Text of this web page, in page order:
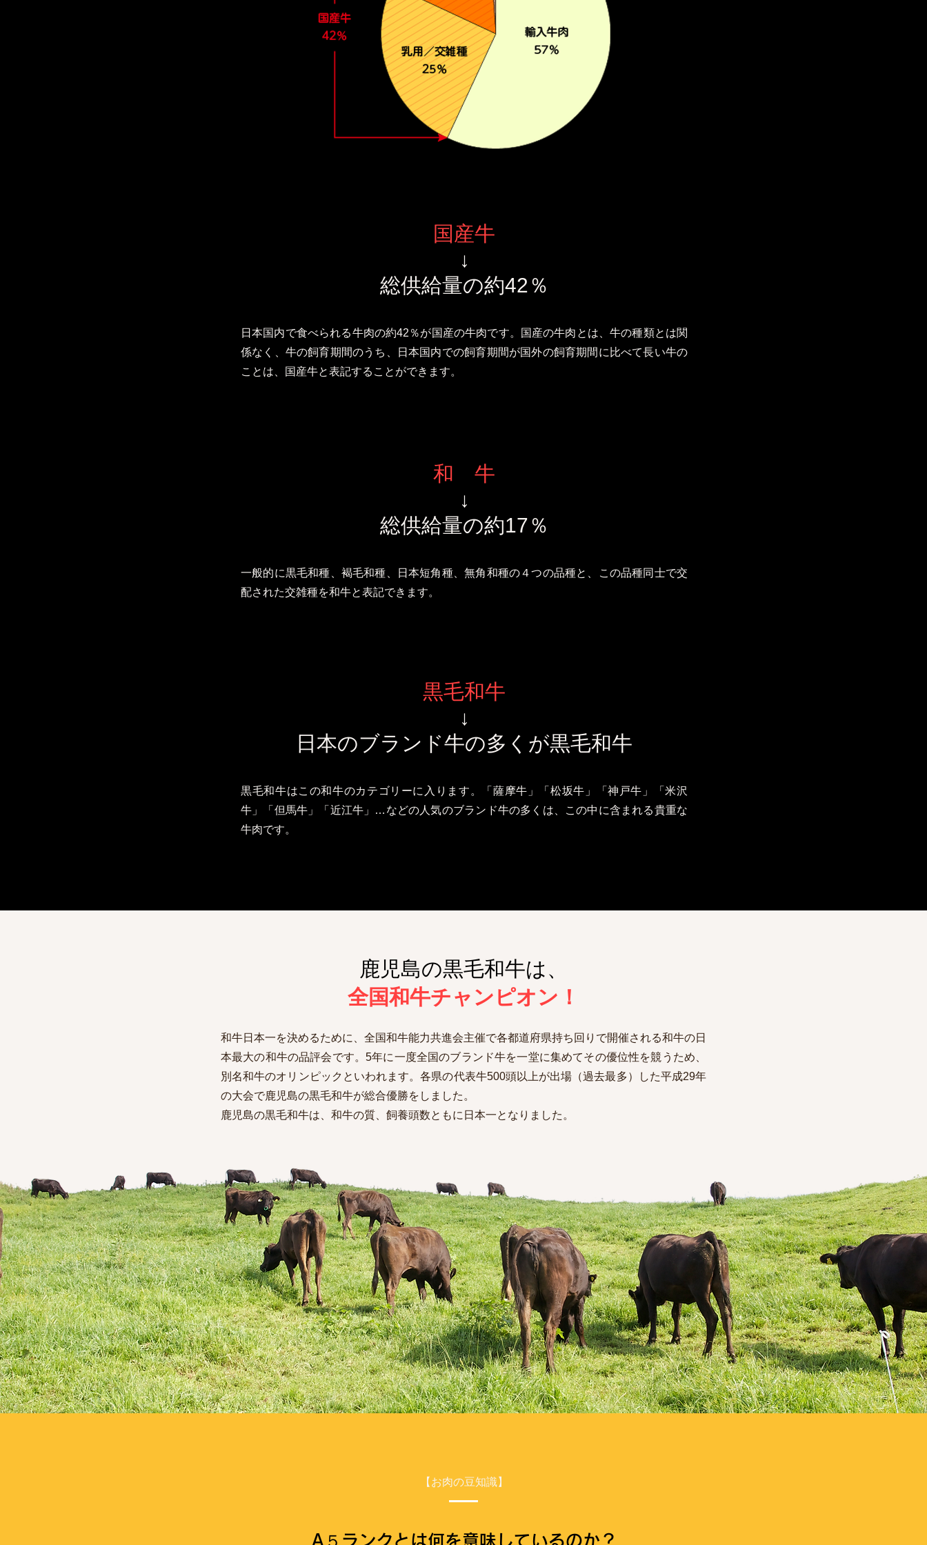
国産牛
↓
総供給量の約42％
日本国内で食べられる牛肉の約42％が国産の牛肉です。国産の牛肉とは、牛の種類とは関
係なく、牛の飼育期間のうち、日本国内での飼育期間が国外の飼育期間に比べて長い牛の
ことは、国産牛と表記することができます。
和 牛
↓
総供給量の約17％
一般的に黒毛和種、褐毛和種、日本短角種、無角和種の４つの品種と、この品種同士で交
配された交雑種を和牛と表記できます。
黒毛和牛
↓
日本のブランド牛の多くが黒毛和牛
黒毛和牛はこの和牛のカテゴリーに入ります。「薩摩牛」「松坂牛」「神戸牛」「米沢
牛」「但馬牛」「近江牛」…などの人気のブランド牛の多くは、この中に含まれる貴重な
牛肉です。
鹿児島の黒毛和牛は、
全国和牛チャンピオン！
和牛日本一を決めるために、全国和牛能力共進会主催で各都道府県持ち回りで開催される和牛の日
本最大の和牛の品評会です。5年に一度全国のブランド牛を一堂に集めてその優位性を競うため、
別名和牛のオリンピックといわれます。各県の代表牛500頭以上が出場（過去最多）した平成29年
の大会で鹿児島の黒毛和牛が総合優勝をしました。
鹿児島の黒毛和牛は、和牛の質、飼養頭数ともに日本一となりました。
【お肉の豆知識】
A５ランクとは何を意味しているのか？